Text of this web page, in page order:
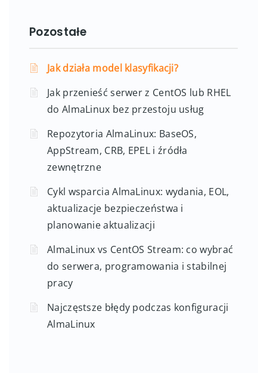
Pozostałe
Jak działa model klasyfikacji?
Jak przenieść serwer z CentOS lub RHEL
do AlmaLinux bez przestoju usług
Repozytoria AlmaLinux: BaseOS,
AppStream, CRB, EPEL i źródła
zewnętrzne
Cykl wsparcia AlmaLinux: wydania, EOL,
aktualizacje bezpieczeństwa i
planowanie aktualizacji
AlmaLinux vs CentOS Stream: co wybrać
do serwera, programowania i stabilnej
pracy
Najczęstsze błędy podczas konfiguracji
AlmaLinux